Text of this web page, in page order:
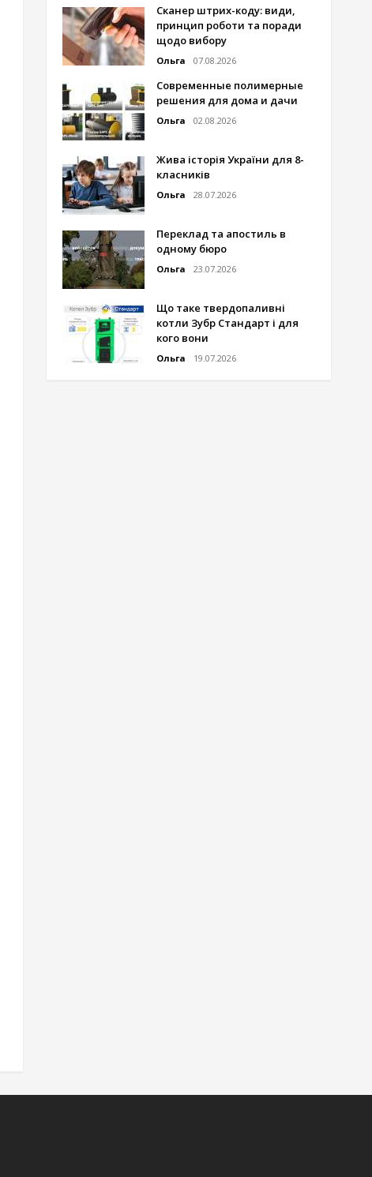
Сканер штрих-коду: види,
принцип роботи та поради
щодо вибору
Ольга 07.08.2026
Современные полимерные
решения для дома и дачи
Ольга 02.08.2026
Жива історія України для 8-
класників
Ольга 28.07.2026
Переклад та апостиль в
одному бюро
Ольга 23.07.2026
Що таке твердопаливні
котли Зубр Стандарт і для
кого вони
Ольга 19.07.2026